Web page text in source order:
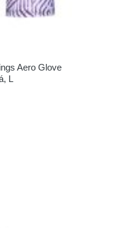
Aero Glove
L